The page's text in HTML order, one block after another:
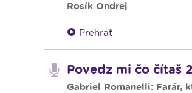
Rosík Ondrej
Prehrať
Povedz mi čo čítaš
Gabriel Romanelli: Farár,